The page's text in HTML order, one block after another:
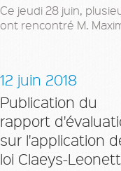
Ce jeudi 28 juin,
ont rencontré M.
12 juin 2018
Publication du
rapport
sur l'application
loi Claeys-